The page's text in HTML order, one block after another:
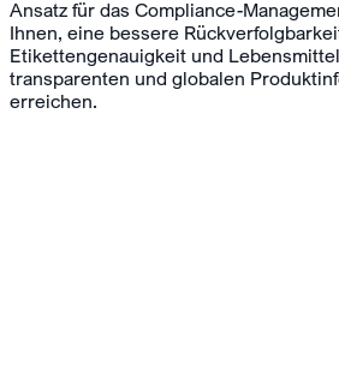
Ansatz für das Compliance-
Ihnen, eine bessere
Etikettengenauigkeit und
transparenten und globalen
erreichen.